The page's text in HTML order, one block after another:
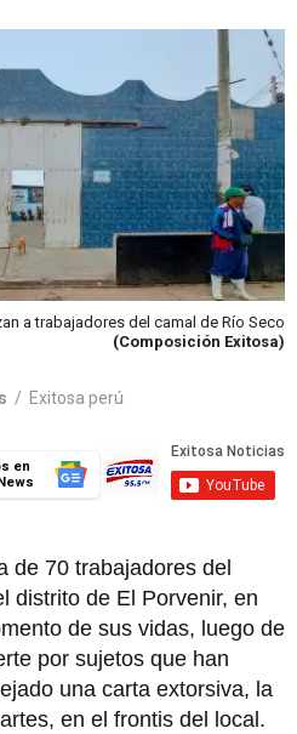
a trabajadores del camal de Río Seco
(Composición Exitosa)
/ Exitosa perú
en
de 70 trabajadores del
distrito de El Porvenir, en
de sus vidas, luego de
por sujetos que han
una carta extorsiva, la
en el frontis del local.